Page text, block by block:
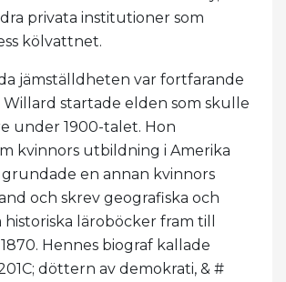
privata institutioner som
kölvattnet.
jämställdheten var fortfarande
startade elden som skulle
under 1900-talet. Hon
kvinnors utbildning i Amerika
en annan kvinnors
och skrev geografiska och
läroböcker fram till
Hennes biograf kallade
döttern av demokrati, & #